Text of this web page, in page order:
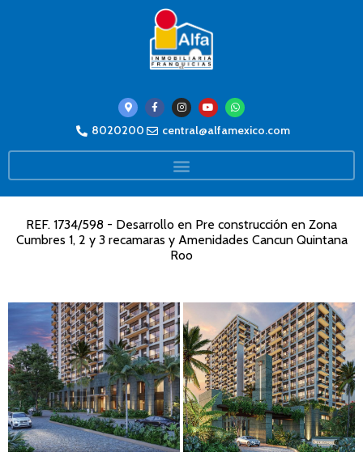
8020200 central@alfamexico.com
REF. 1734/598 - Desarrollo en Pre construcción en Zona
Cumbres 1, 2 y 3 recamaras y Amenidades Cancun Quintana
Roo